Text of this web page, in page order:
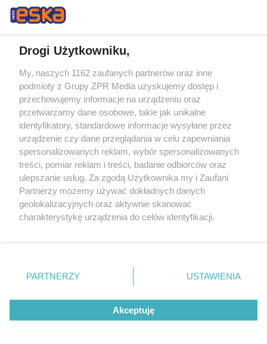
Żaden utwór zamieszczony w serwisie nie może być powielany i
rozpowszechniany lub dalej rozpowszechniany w jakikolwiek sposób (w
tym także elektroniczny lub mechaniczny) na jakimkolwiek polu
eksploatacji w jakiejkolwiek formie, włącznie z umieszczaniem w
Internecie bez pisemnej zgody właściciela praw. Jakiekolwiek użycie lub
wykorzystanie utworów w całości lub w części z naruszeniem prawa,
tzn. bez właściwej zgody, jest zabronione pod groźbą kary i może być
ścigane prawnie.
© 2026 Grupa ZPR Media
Drogi Użytkowniku,
My, naszych 1162 zaufanych partnerów oraz inne
podmioty z Grupy ZPR Media uzyskujemy dostęp i
przechowujemy informacje na urządzeniu oraz
przetwarzamy dane osobowe, takie jak unikalne
identyfikatory, standardowe informacje wysyłane przez
urządzenie czy dane przeglądania w celu zapewniania
spersonalizowanych reklam, wybór spersonalizowanych
treści, pomiar reklam i treści, badanie odbiorców oraz
ulepszanie usług. Za zgodą Użytkownika my i Zaufani
Partnerzy możemy używać dokładnych danych
geolokalizacyjnych oraz aktywnie skanować
charakterystykę urządzenia do celów identyfikacji.
zmienić/wycofać klikając przycisk ustawień prywatności
znajdujący się w lewym dolnym rogu strony
rodzaje przetwarzania danych nie wymagają zgody
użytkownika, ale masz prawo sprzeciwić się takiemu
przetwarzaniu. Preferencje będą miały zastosowanie tylko
PARTNERZY USTAWIENIA
Akceptuję